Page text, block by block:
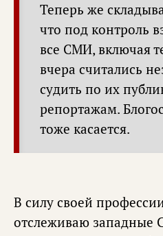
Теперь же
что под контроль
все СМИ, включая
вчера считались
судить по их
репортажам.
тоже касается.
В силу своей
отслеживаю западные